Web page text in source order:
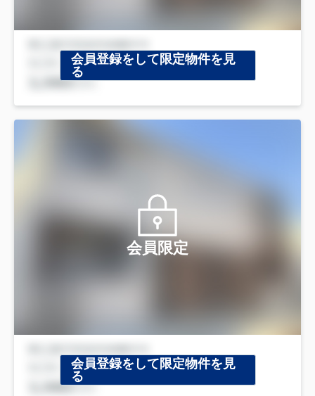
会員登録をして限定物件を見
る
会員限定
会員登録をして限定物件を見
る